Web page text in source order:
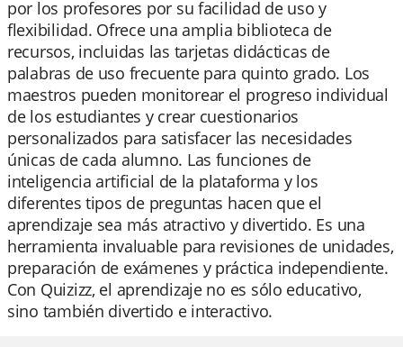
por los profesores por su facilidad de uso y
flexibilidad. Ofrece una amplia biblioteca de
recursos, incluidas las tarjetas didácticas de
palabras de uso frecuente para quinto grado. Los
maestros pueden monitorear el progreso individual
de los estudiantes y crear cuestionarios
personalizados para satisfacer las necesidades
únicas de cada alumno. Las funciones de
inteligencia artificial de la plataforma y los
diferentes tipos de preguntas hacen que el
aprendizaje sea más atractivo y divertido. Es una
herramienta invaluable para revisiones de unidades,
preparación de exámenes y práctica independiente.
Con Quizizz, el aprendizaje no es sólo educativo,
sino también divertido e interactivo.